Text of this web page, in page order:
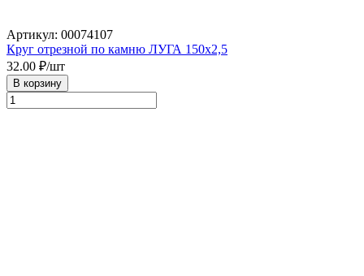
Артикул: 00074107
Круг отрезной по камню ЛУГА 150х2,5
32.00 ₽/шт
В корзину